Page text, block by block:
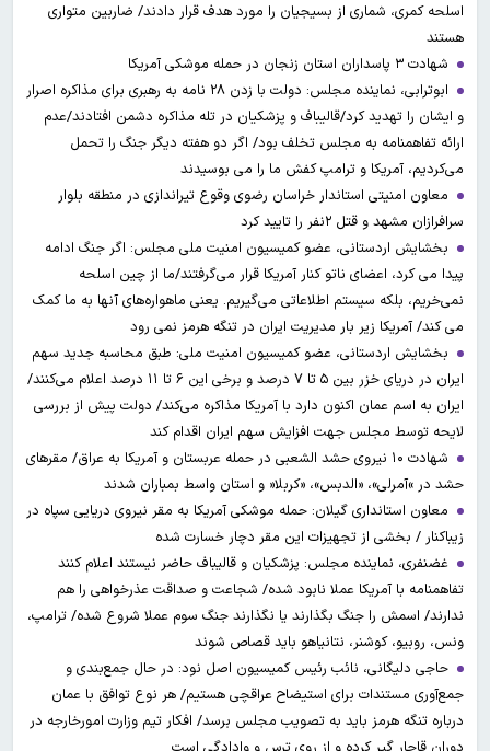
اسلحه کمری، شماری از بسیجیان را مورد هدف قرار دادند/ ضاربین متواری
هستند
شهادت ۳ ‌پاسداران استان زنجان در حمله موشکی آمریکا
ابوترابی، نماینده مجلس: دولت با زدن ۲۸ نامه به رهبری برای مذاکره اصرار
و ایشان را تهدید کرد/قالیباف و پزشکیان در تله مذاکره دشمن افتادند/عدم
ارائه تفاهمنامه به مجلس تخلف بود/ اگر دو هفته دیگر جنگ را تحمل
می‌کردیم، آمریکا و ترامپ کفش ما را می بوسیدند
معاون امنیتی استاندار خراسان رضوی وقوع تیراندازی در منطقه بلوار
سرافرازان مشهد و قتل ۲نفر را تایید کرد
بخشایش اردستانی، عضو کمیسیون امنیت ملی مجلس: اگر جنگ ادامه
پیدا می کرد، اعضای ناتو کنار آمریکا قرار می‌گرفتند/ما از چین اسلحه
نمی‌خریم، بلکه سیستم اطلاعاتی می‌گیریم. یعنی ماهواره‌های آنها به ما کمک
می کند/ آمریکا زیر بار مدیریت ایران در تنگه هرمز نمی رود
بخشایش اردستانی، عضو کمیسیون امنیت ملی: طبق محاسبه جدید سهم
ایران در دریای خزر بین ۵ تا ۷ درصد و برخی این ۶ تا ۱۱ درصد اعلام می‌کنند/
ایران به اسم عمان اکنون دارد با آمریکا مذاکره می‌کند/ دولت پیش از بررسی
لایحه توسط مجلس جهت افزایش سهم ایران اقدام کند
شهادت ۱۰ نیروی حشد الشعبی در حمله عربستان و آمریکا به عراق/ مقرهای
حشد در »آمرلی»، «الدبس»، «کربلا« و استان واسط بمباران شدند
معاون استانداری گیلان: حمله موشکی آمریکا به مقر نیروی دریایی سپاه در
زیباکنار / بخشی از تجهیزات این مقر دچار خسارت شده
غضنفری، نماینده مجلس: پزشکیان و قالیباف حاضر نیستند اعلام کنند
تفاهمنامه با آمریکا عملا نابود شده/ شجاعت و صداقت عذرخواهی را هم
ندارند/ اسمش را جنگ بگذارند یا نگذارند جنگ سوم عملا شروع شده/ ترامپ،
ونس، روبیو، کوشنر، نتانیاهو باید قصاص شوند
حاجی دلیگانی، نائب رئیس کمیسیون اصل نود: در حال جمع‌بندی و
جمع‌آوری مستندات برای استیضاح عراقچی هستیم/ هر نوع توافق با عمان
درباره تنگه هرمز باید به تصویب مجلس برسد/ افکار تیم وزارت امورخارجه در